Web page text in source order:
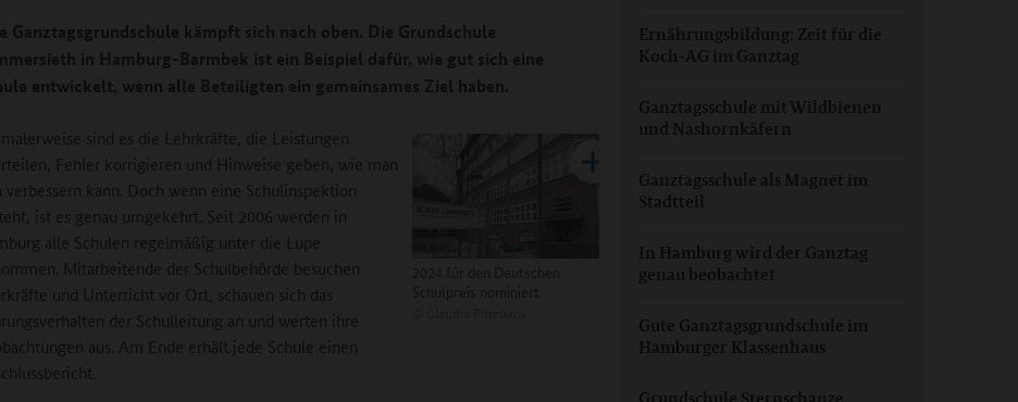
Ganztagsgrundschule kämpft sich nach oben. Die Grundschule
in Hamburg-Barmbek ist ein Beispiel dafür, wie gut sich eine
entwickelt, wenn alle Beteiligten ein gemeinsames Ziel haben.
sind es die Lehrkräfte, die Leistungen
Fehler korrigieren und Hinweise geben, wie man
verbessern kann. Doch wenn eine Schulinspektion
ist es genau umgekehrt. Seit 2006 werden in
alle Schulen regelmäßig unter die Lupe
Mitarbeitende der Schulbehörde besuchen
und Unterricht vor Ort, schauen sich das
der Schulleitung an und werten ihre
aus. Am Ende erhält jede Schule einen
Ernährungsbildung: Zeit für die
Koch-AG im Ganztag
Ganztagsschule mit Wildbienen
und Nashornkäfern
Ganztagsschule als Magnet im
Stadtteil
In Hamburg wird der Ganztag
genau beobachtet
Gute Ganztagsgrundschule im
Hamburger Klassenhaus